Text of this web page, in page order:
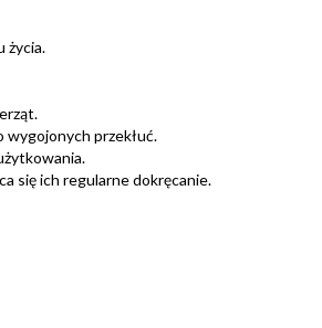
życia.
przekłuć.
się ich regularne dokręcanie.